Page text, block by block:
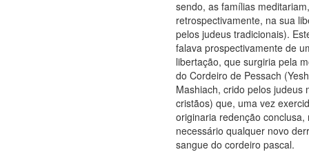
sendo, as famílias meditariam,
retrospectivamente, na sua
pelos judeus tradicionais).
falava prospectivamente de
libertação, que surgiria pela
do Cordeiro de Pessach
Mashiach, crido pelos judeus
cristãos) que, uma vez
originaria redenção conclusa,
necessário qualquer novo
sangue do cordeiro pascal.